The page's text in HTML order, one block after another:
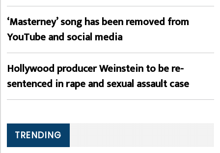
‘Masterney’ song has been removed from
YouTube and social media
Hollywood producer Weinstein to be re-
sentenced in rape and sexual assault case
TRENDING